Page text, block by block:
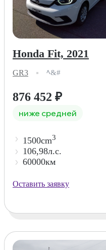
Honda Fit, 2021
GR3 ﾍ&#
876 452 ₽
ниже средней
1500cm3
106,98л.с.
60000км
Оставить заявку